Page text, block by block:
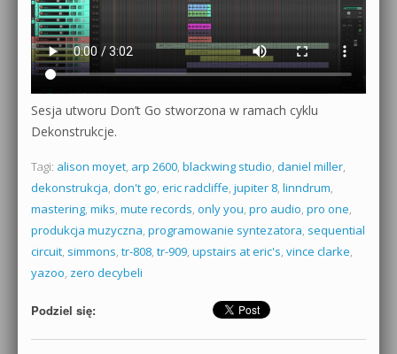
Sesja utworu Don’t Go stworzona w ramach cyklu
Dekonstrukcje.
Tagi: alison moyet, arp 2600, blackwing studio, daniel miller,
dekonstrukcja, don't go, eric radcliffe, jupiter 8, linndrum,
mastering, miks, mute records, only you, pro audio, pro one,
produkcja muzyczna, programowanie syntezatora, sequential
circuit, simmons, tr-808, tr-909, upstairs at eric's, vince clarke,
yazoo, zero decybeli
Podziel się: